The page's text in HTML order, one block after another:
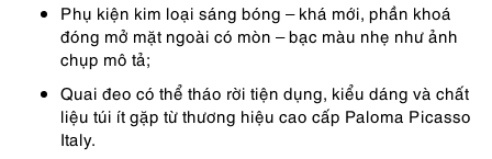
Phụ kiện kim loại sáng bóng – khá mới, phần khoá
đóng mở mặt ngoài có mòn – bạc màu nhẹ như ảnh
chụp mô tả;
Quai đeo có thể tháo rời tiện dụng, kiểu dáng và chất
liệu túi ít gặp từ thương hiệu cao cấp Paloma Picasso
Italy.